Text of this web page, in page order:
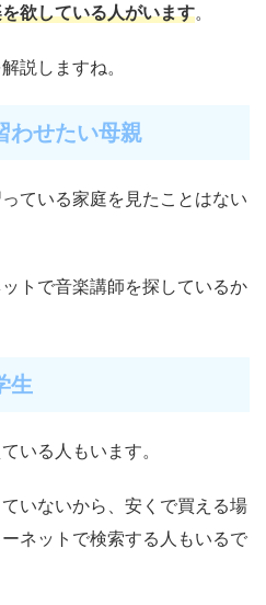
欲している人がいます。
説しますね。
わせたい母親
ている家庭を見たことはない
トで音楽講師を探しているか
生
いる人もいます。
いないから、安くで買える場
ネットで検索する人もいるで